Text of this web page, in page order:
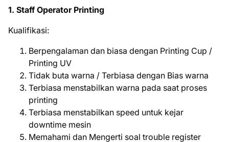
1. Staff Operator Printing
Kualifikasi:
Berpengalaman dan biasa dengan Printing Cup /
Printing UV
Tidak buta warna / Terbiasa dengan Bias warna
Terbiasa menstabilkan warna pada saat proses
printing
Terbiasa menstabilkan speed untuk kejar
downtime mesin
Memahami dan Mengerti soal trouble register